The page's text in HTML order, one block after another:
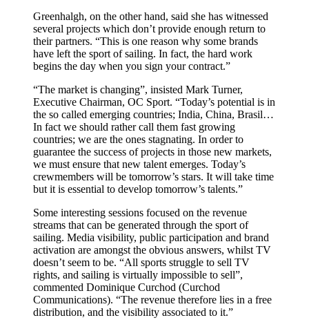
Greenhalgh, on the other hand, said she has witnessed
several projects which don’t provide enough return to
their partners. “This is one reason why some brands
have left the sport of sailing. In fact, the hard work
begins the day when you sign your contract.”
“The market is changing”, insisted Mark Turner,
Executive Chairman, OC Sport. “Today’s potential is in
the so called emerging countries; India, China, Brasil…
In fact we should rather call them fast growing
countries; we are the ones stagnating. In order to
guarantee the success of projects in those new markets,
we must ensure that new talent emerges. Today’s
crewmembers will be tomorrow’s stars. It will take time
but it is essential to develop tomorrow’s talents.”
Some interesting sessions focused on the revenue
streams that can be generated through the sport of
sailing. Media visibility, public participation and brand
activation are amongst the obvious answers, whilst TV
doesn’t seem to be. “All sports struggle to sell TV
rights, and sailing is virtually impossible to sell”,
commented Dominique Curchod (Curchod
Communications). “The revenue therefore lies in a free
distribution, and the visibility associated to it.”